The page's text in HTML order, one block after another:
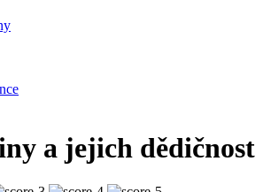
a jejich dědičnost